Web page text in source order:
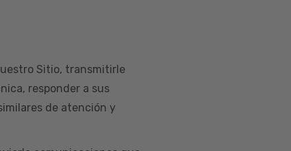
Sitio, transmitirle
responder a sus
de atención y